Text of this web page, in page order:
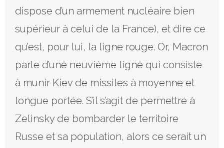
dispose d’un armement nucléaire bien
supérieur à celui de la France), et dire ce
qu’est, pour lui, la ligne rouge. Or, Macron
parle d’une neuvième ligne qui consiste
à munir Kiev de missiles à moyenne et
longue portée. S’il s’agit de permettre à
Zelinsky de bombarder le territoire
Russe et sa population, alors ce serait un